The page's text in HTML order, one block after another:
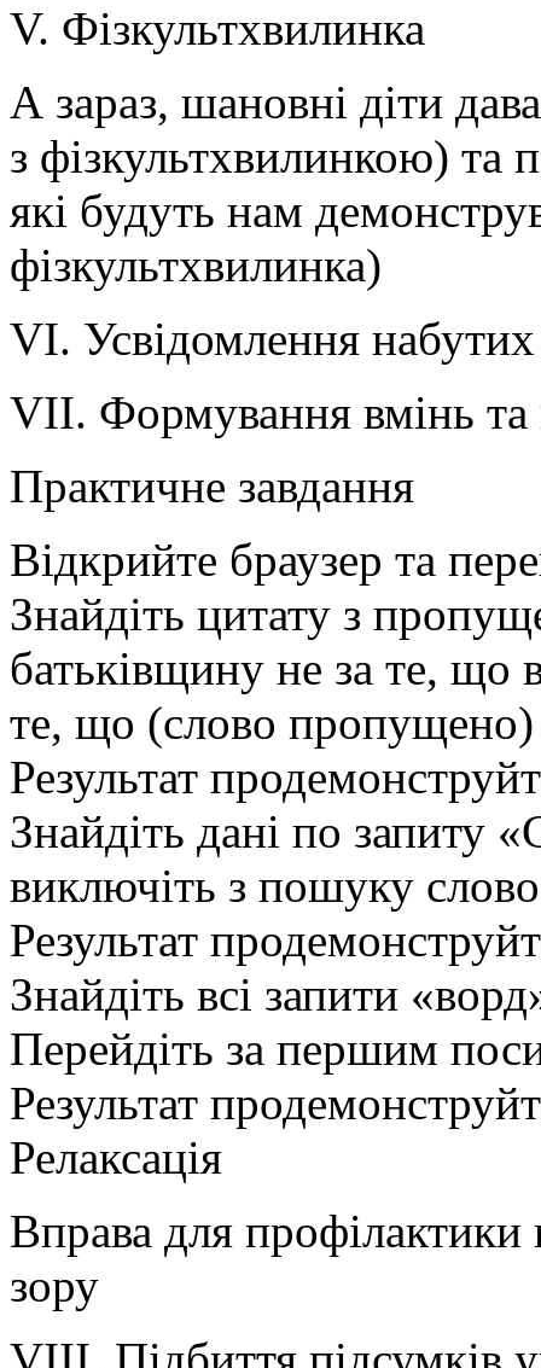
V. Фізкультхвилинка
А зараз, шановні діти
з фізкультхвилинкою) та
які будуть нам
фізкультхвилинка)
VІ. Усвідомлення
VII. Формування вмінь та
Практичне завдання
Відкрийте браузер та
Знайдіть цитату з
батьківщину не за те, що
те, що (слово
Результат
Знайдіть дані по запиту
виключіть з пошуку
Результат
Знайдіть всі запити
Перейдіть за першим
Результат
Релаксація
Вправа для профілактики
зору